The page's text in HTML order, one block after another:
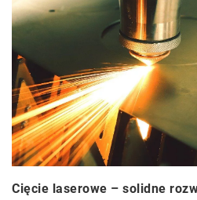
Cięcie laserowe – solidne